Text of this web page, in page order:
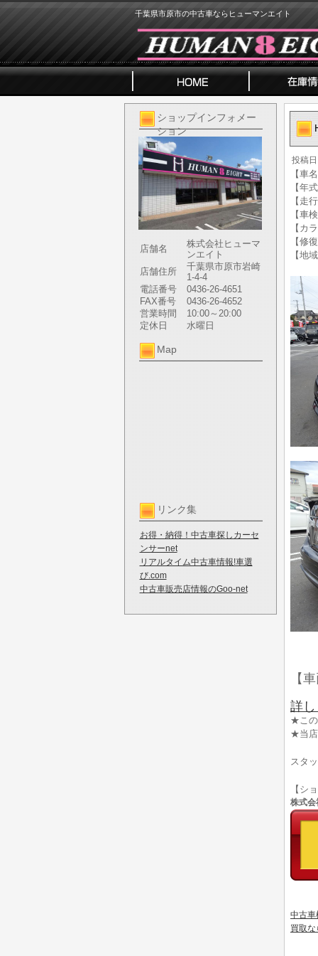
千葉県市原市の中古車ならヒューマンエイト
ショップインフォメー
ション
店舗名
株式会社ヒューマ
ンエイト
店舗住所
千葉県市原市岩崎
1-4-4
電話番号
0436-26-4651
FAX番号
0436-26-4652
営業時間
10:00～20:00
定休日
水曜日
Map
リンク集
お得・納得！中古車探しカーセ
ンサーnet
リアルタイム中古車情報!車選
び.com
中古車販売店情報のGoo-net
投稿日
【車
【年
【走
【車
【カ
【修
【地
【
詳
★この
★当店
スタ
【シ
株式
中古車
買取